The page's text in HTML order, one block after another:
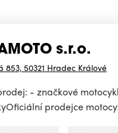
s.r.o.
853, 50321 Hradec Králové
- značkové
prodejce